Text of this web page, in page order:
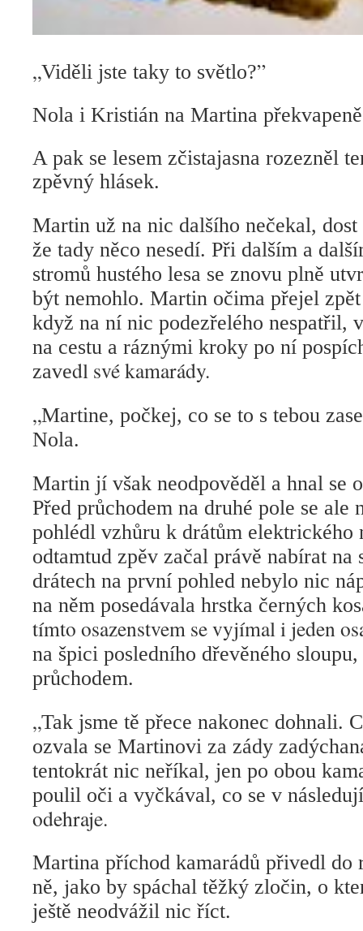
„Viděli jste taky to světlo?”
Nola i Kristián na Martina
A pak se lesem zčistajasna rozezněl
zpěvný hlásek.
Martin už na nic dalšího nečekal,
že tady něco nesedí. Při dalším a
stromů hustého lesa se znovu plně
být nemohlo. Martin očima přejel
když na ní nic podezřelého nespatřil,
na cestu a ráznými kroky po ní
zavedl své kamarády.
„Martine, počkej, co se to s tebou
Nola.
Martin jí však neodpověděl a hnal se
Před průchodem na druhé pole se ale
pohlédl vzhůru k drátům elektrického
odtamtud zpěv začal právě nabírat na
drátech na první pohled nebylo nic
na něm posedávala hrstka černých
tímto osazenstvem se vyjímal i jeden
na špici posledního dřevěného
průchodem.
„Tak jsme tě přece nakonec dohnali.
ozvala se Martinovi za zády
tentokrát nic neříkal, jen po obou
poulil oči a vyčkával, co se v
odehraje.
Martina příchod kamarádů přivedl do
ně, jako by spáchal těžký zločin, o
ještě neodvážil nic říct.